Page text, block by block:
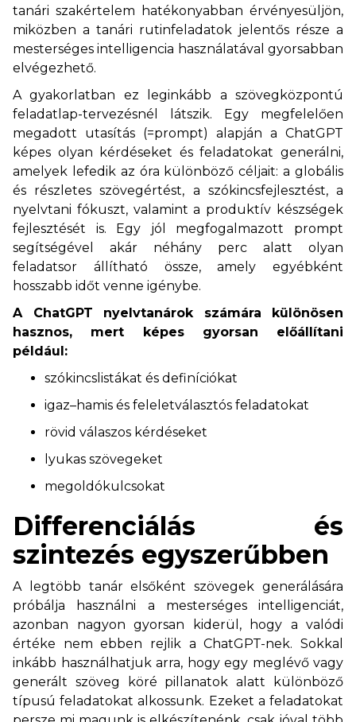
tanári szakértelem hatékonyabban érvényesüljön,
miközben a tanári rutinfeladatok jelentős része a
mesterséges intelligencia használatával gyorsabban
elvégezhető.
A gyakorlatban ez leginkább a szövegközpontú
feladatlap-tervezésnél látszik. Egy megfelelően
megadott utasítás (=prompt) alapján a ChatGPT
képes olyan kérdéseket és feladatokat generálni,
amelyek lefedik az óra különböző céljait: a globális
és részletes szövegértést, a szókincsfejlesztést, a
nyelvtani fókuszt, valamint a produktív készségek
fejlesztését is. Egy jól megfogalmazott prompt
segítségével akár néhány perc alatt olyan
feladatsor állítható össze, amely egyébként
hosszabb időt venne igénybe.
A ChatGPT nyelvtanárok számára különösen
hasznos, mert képes gyorsan előállítani
például:
szókincslistákat és definíciókat
igaz–hamis és feleletválasztós feladatokat
rövid válaszos kérdéseket
lyukas szövegeket
megoldókulcsokat
Differenciálás és
szintezés egyszerűbben
A legtöbb tanár elsőként szövegek generálására
próbálja használni a mesterséges intelligenciát,
azonban nagyon gyorsan kiderül, hogy a valódi
értéke nem ebben rejlik a ChatGPT-nek. Sokkal
inkább használhatjuk arra, hogy egy meglévő vagy
generált szöveg köré pillanatok alatt különböző
típusú feladatokat alkossunk. Ezeket a feladatokat